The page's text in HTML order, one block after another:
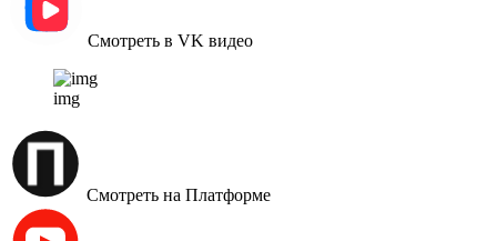
Смотреть в VK видео
img
Смотреть на Платформе